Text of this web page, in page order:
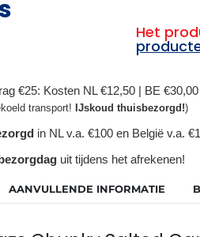
Het
€25: Kosten NL €12,50 | BE €30,00
transport!IJskoud thuisbezorgd!)
in NL v.a. €100 en België v.a.
uit tijdens het afrekenen!
AANVULLENDE INFORMATIE